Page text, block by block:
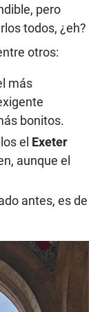
pero
todos, ¿eh?
otros:
más
bonitos.
el Exeter
aunque el
antes, es de